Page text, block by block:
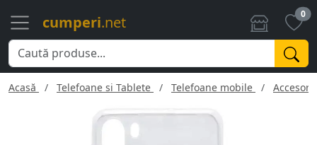
cumperi.net 0
Acasă Telefoane si Tablete Telefoane mobile